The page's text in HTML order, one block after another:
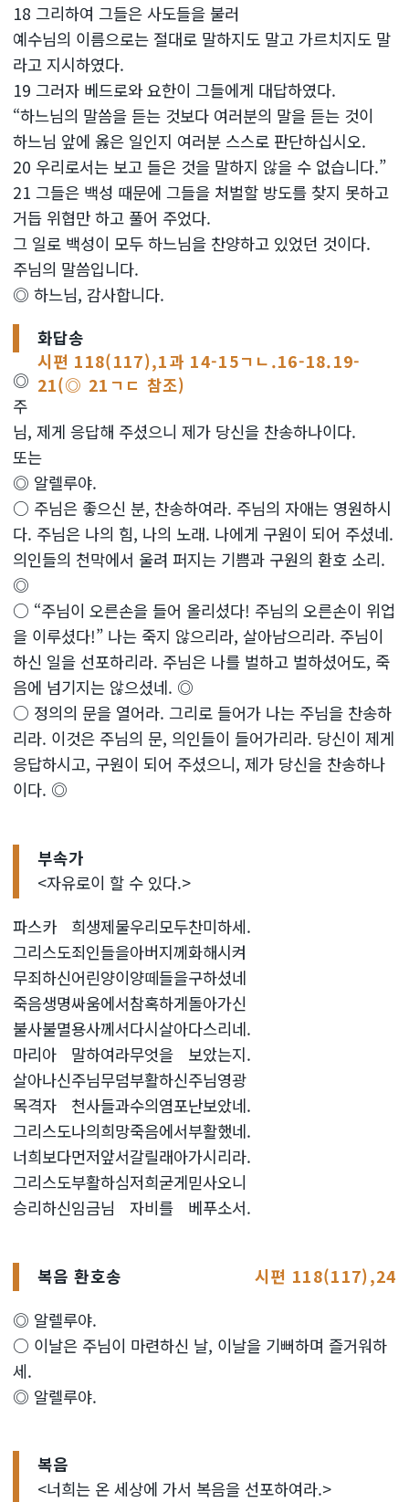
18 그리하여 그들은 사도들을 불러
예수님의 이름으로는 절대로 말하지도 말고 가르치지도 말
라고 지시하였다.
19 그러자 베드로와 요한이 그들에게 대답하였다.
“하느님의 말씀을 듣는 것보다 여러분의 말을 듣는 것이
하느님 앞에 옳은 일인지 여러분 스스로 판단하십시오.
20 우리로서는 보고 들은 것을 말하지 않을 수 없습니다.”
21 그들은 백성 때문에 그들을 처벌할 방도를 찾지 못하고
거듭 위협만 하고 풀어 주었다.
그 일로 백성이 모두 하느님을 찬양하고 있었던 것이다.
주님의 말씀입니다.
◎ 하느님, 감사합니다.
화답송
시편 118(117),1과 14-15ㄱㄴ.16-18.19-
21(◎ 21ㄱㄷ 참조)
◎
주
님, 제게 응답해 주셨으니 제가 당신을 찬송하나이다.
또는
◎ 알렐루야.
○ 주님은 좋으신 분, 찬송하여라. 주님의 자애는 영원하시
다. 주님은 나의 힘, 나의 노래. 나에게 구원이 되어 주셨네.
의인들의 천막에서 울려 퍼지는 기쁨과 구원의 환호 소리.
◎
○ “주님이 오른손을 들어 올리셨다! 주님의 오른손이 위업
을 이루셨다!” 나는 죽지 않으리라, 살아남으리라. 주님이
하신 일을 선포하리라. 주님은 나를 벌하고 벌하셨어도, 죽
음에 넘기지는 않으셨네. ◎
○ 정의의 문을 열어라. 그리로 들어가 나는 주님을 찬송하
리라. 이것은 주님의 문, 의인들이 들어가리라. 당신이 제게
응답하시고, 구원이 되어 주셨으니, 제가 당신을 찬송하나
이다. ◎
부속가
<자유로이 할 수 있다.>
파스카
희생제물우리모두찬미하세.
그리스도죄인들을아버지께화해시켜
무죄하신어린양이양떼들을구하셨네
죽음생명싸움에서참혹하게돌아가신
불사불멸용사께서다시살아다스리네.
마리아
말하여라무엇을
보았는지.
살아나신주님무덤부활하신주님영광
목격자
천사들과수의염포난보았네.
그리스도나의희망죽음에서부활했네.
너희보다먼저앞서갈릴래아가시리라.
그리스도부활하심저희굳게믿사오니
승리하신임금님 자비를 베푸소서.
복음 환호송
시편 118(117),24
◎ 알렐루야.
○ 이날은 주님이 마련하신 날, 이날을 기뻐하며 즐거워하
세.
◎ 알렐루야.
복음
<너희는 온 세상에 가서 복음을 선포하여라.>